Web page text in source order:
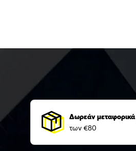
Δωρεάν μεταφορικά
των €80